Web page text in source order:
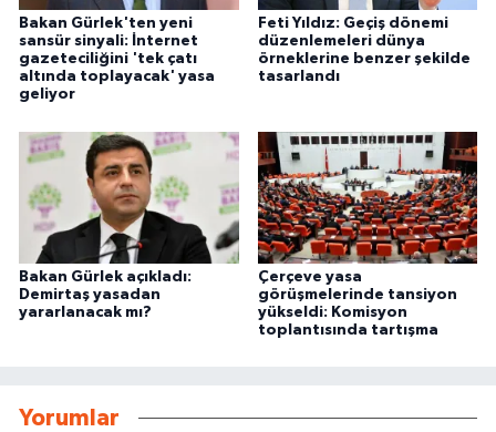
Bakan Gürlek'ten yeni
sansür sinyali: İnternet
gazeteciliğini 'tek çatı
altında toplayacak' yasa
geliyor
Feti Yıldız: Geçiş dönemi
düzenlemeleri dünya
örneklerine benzer şekilde
tasarlandı
Bakan Gürlek açıkladı:
Demirtaş yasadan
yararlanacak mı?
Çerçeve yasa
görüşmelerinde tansiyon
yükseldi: Komisyon
toplantısında tartışma
Yorumlar